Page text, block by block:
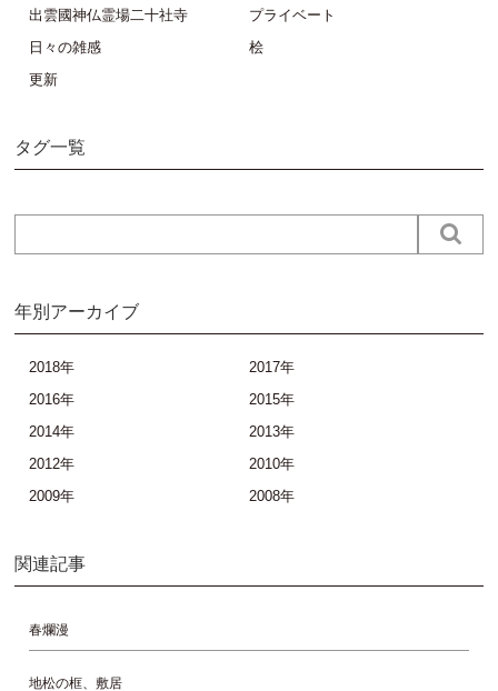
出雲國神仏霊場二十社寺
プライベート
日々の雑感
桧
更新
タグ一覧
年別アーカイブ
2018年
2017年
2016年
2015年
2014年
2013年
2012年
2010年
2009年
2008年
関連記事
春爛漫
地松の框、敷居